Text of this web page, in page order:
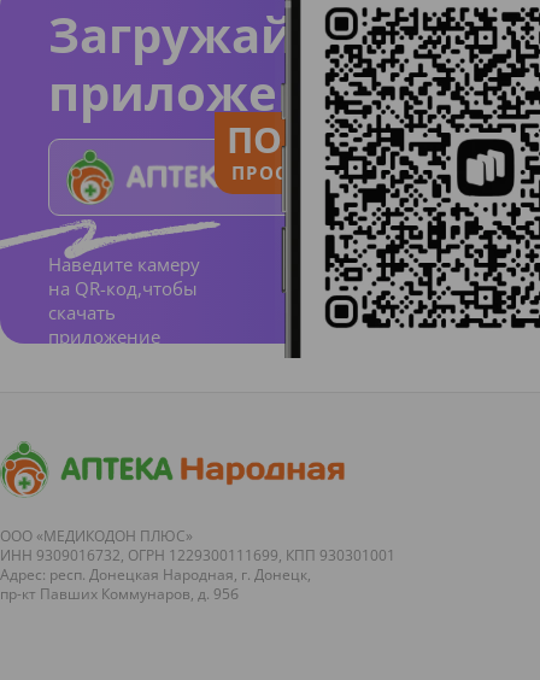
Загружайте
приложение
Наведите камеру
на QR-код,чтобы
скачать
приложение
ПОЛЬЗУЙСЯ
ПРОСТО И ПОНЯТНО
ООО «МЕДИКОДОН ПЛЮС»
ИНН 9309016732, ОГРН 1229300111699, КПП 930301001
Адрес: респ. Донецкая Народная, г. Донецк,
пр-кт Павших Коммунаров, д. 95б